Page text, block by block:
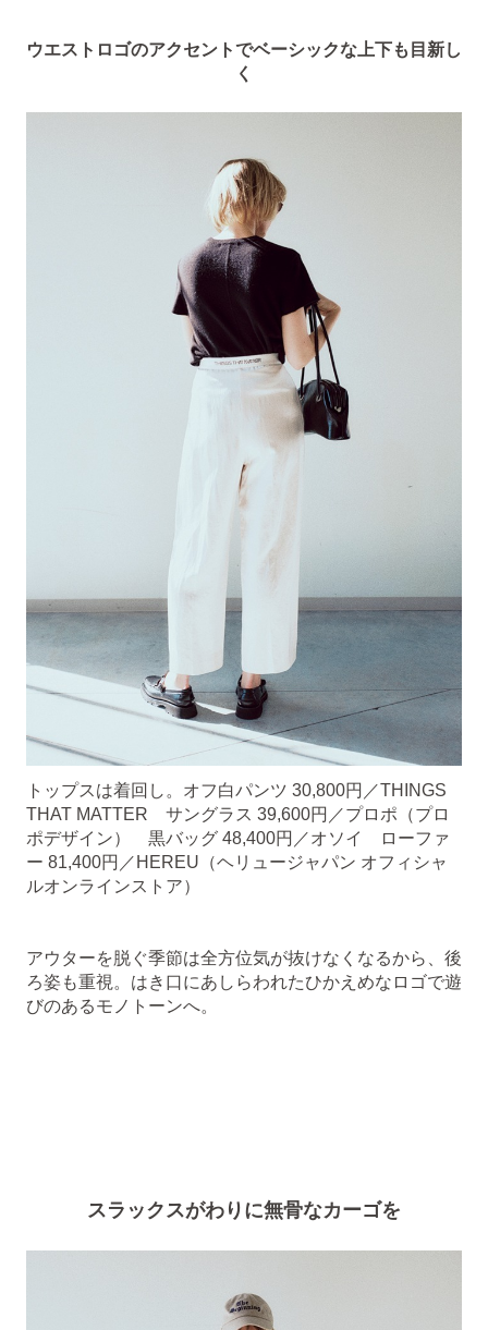
ウエストロゴのアクセントでベーシックな上下も目新し
く
トップスは着回し。オフ白パンツ 30,800円／THINGS
THAT MATTER サングラス 39,600円／プロポ（プロ
ポデザイン） 黒バッグ 48,400円／オソイ ローファ
ー 81,400円／HEREU（ヘリュージャパン オフィシャ
ルオンラインストア）
アウターを脱ぐ季節は全方位気が抜けなくなるから、後
ろ姿も重視。はき口にあしらわれたひかえめなロゴで遊
びのあるモノトーンへ。
スラックスがわりに無骨なカーゴを